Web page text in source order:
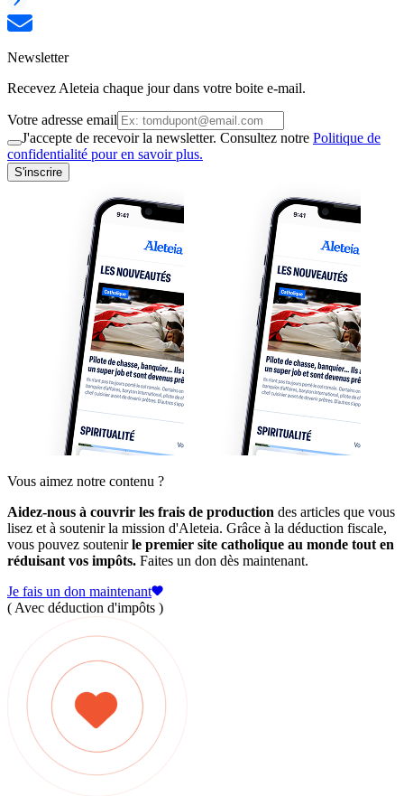
Newsletter
Recevez Aleteia chaque jour dans votre boite e-mail.
Votre adresse email
J'accepte de recevoir la newsletter. Consultez notre Politique de
confidentialité pour en savoir plus.
S'inscrire
Vous aimez notre contenu ?
Aidez-nous à couvrir les frais de production des articles que vous
lisez et à soutenir la mission d'Aleteia. Grâce à la déduction fiscale,
vous pouvez soutenirle premier site catholique au monde tout en
réduisant vos impôts. Faites un don dès maintenant.
Je fais un don maintenant
( Avec déduction d'impôts )